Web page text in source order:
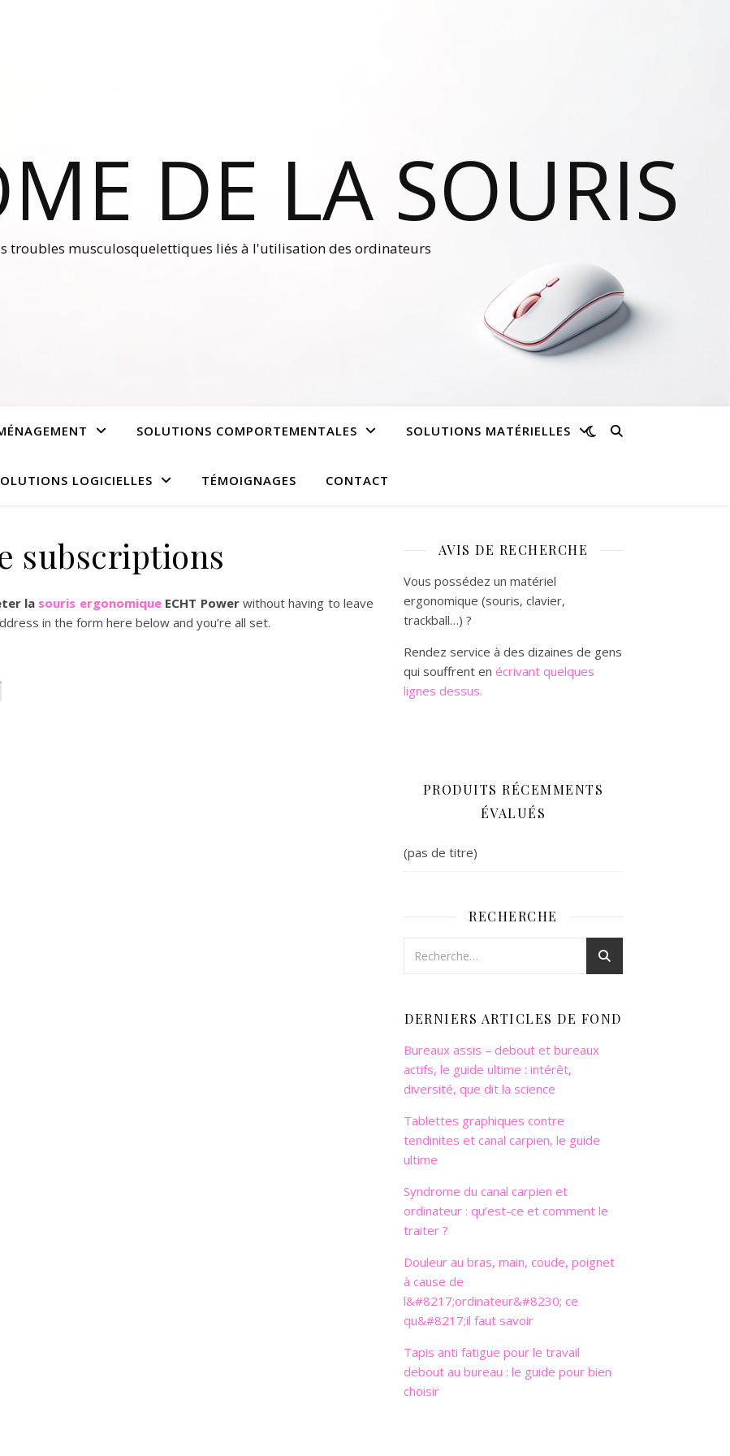
DE LA SOURIS
troubles musculosquelettiques liés à l'utilisation des ordinateurs
SOLUTIONS COMPORTEMENTALES SOLUTIONS MATÉRIELLES
LOGICIELLES TÉMOIGNAGES CONTACT
subscriptions
la souris ergonomiqueECHT Powerwithout having to leave
in the form here below and you’re all set.
AVIS DE RECHERCHE
Vous possédez un matériel
ergonomique (souris, clavier,
trackball…) ?
Rendez service à des dizaines de gens
qui souffrent en écrivant quelques
lignes dessus.
PRODUITS RÉCEMMENTS
ÉVALUÉS
(pas de titre)
RECHERCHE
DERNIERS ARTICLES DE FOND
Bureaux assis – debout et bureaux
actifs, le guide ultime : intérêt,
diversité, que dit la science
Tablettes graphiques contre
tendinites et canal carpien, le guide
ultime
Syndrome du canal carpien et
ordinateur : qu’est-ce et comment le
traiter ?
Douleur au bras, main, coude, poignet
à cause de
l&#8217;ordinateur&#8230; ce
qu&#8217;il faut savoir
Tapis anti fatigue pour le travail
debout au bureau : le guide pour bien
choisir